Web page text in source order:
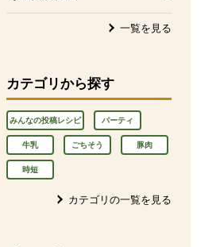
一覧を見る
カテゴリから探す
みんなの投稿レシピ パーティ
牛乳 ごちそう 豚肉
時短
カテゴリの一覧を見る